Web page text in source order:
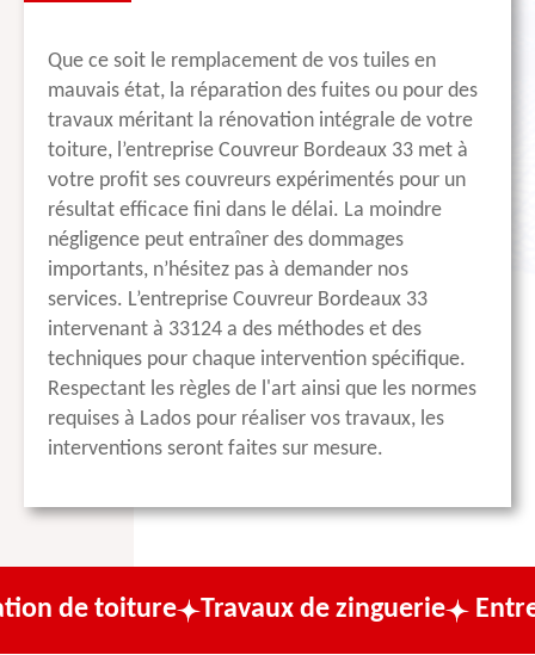
Que ce soit le remplacement de vos tuiles en
mauvais état, la réparation des fuites ou pour des
travaux méritant la rénovation intégrale de votre
toiture, l’entreprise Couvreur Bordeaux 33 met à
votre profit ses couvreurs expérimentés pour un
résultat efficace fini dans le délai. La moindre
négligence peut entraîner des dommages
importants, n’hésitez pas à demander nos
services. L’entreprise Couvreur Bordeaux 33
intervenant à 33124 a des méthodes et des
techniques pour chaque intervention spécifique.
Respectant les règles de l'art ainsi que les normes
requises à Lados pour réaliser vos travaux, les
interventions seront faites sur mesure.
Travaux de zinguerie Entreprise de